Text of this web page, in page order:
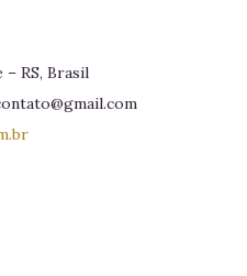
RS, Brasil